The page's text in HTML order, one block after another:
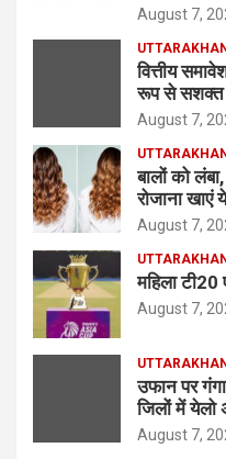
August 7,
वित्तीय
रूप से सशक्त
August 7,
बालों को
रोजाना
August 7,
महिला
August 7,
उफान पर
जिलों में येलो
August 7,